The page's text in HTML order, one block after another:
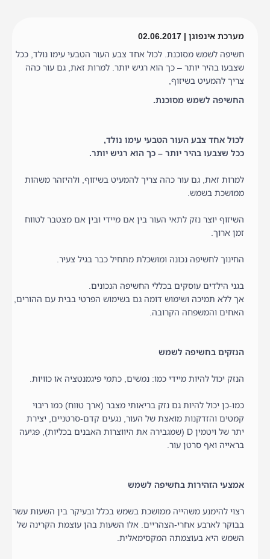
מערכת אינפוגן | 02.06.2017
חשיפה לשמש מסוכנת. לכול אחד צבע העור הטבעי עימו נולד, ככל
שצבעו בהיר יותר – כך הוא רגיש יותר. למרות זאת, גם עור כהה
צריך להמעיט בשיזוף,
החשיפה לשמש מסוכנת.
לכול אחד צבע העור הטבעי עימו נולד,
ככל שצבעו בהיר יותר – כך הוא רגיש יותר.
למרות זאת, גם עור כהה צריך להמעיט בשיזוף, ולהיזהר משהות
ממושכת בשמש.
השיזוף יוצר נזק לתאי העור בין אם מיידי ובין אם מצטבר לטווח
זמן ארוך.
החינוך לחשיפה נכונה ומושכלת מתחיל כבר בגיל צעיר.
בגני הילדים עוסקים בכללי החשיפה הנכונים.
אך ללא תמיכה ושימוש דומה גם בשימוש הפרטי בבית עם ההורים,
האחים והמשפחה הקרובה.
הנזקים בחשיפה לשמש
הנזק יכול להיות מיידי כמו: נמשים, כתמי פיגמנטציה או כוויות.
כמו-כן יכול להיות גם נזק בריאותי מצבר (ארך טווח) כמו ריבוי
קמטים והזדקנות מואצת של העור, נגעים קדם-סרטניים, יצירת
יתר של ויטמין D (שמגבירה את היווצרות האבנים בכליות), פגיעה
בראייה ואף סרטן עור.
אמצעי הזהירות בחשיפה לשמש
רצוי להימנע משהייה ממושכת בשמש בכלל ובעיקר בין השעות עשר
בבוקר לארבע אחרי-הצהריים. אלו השעות בהן עוצמת הקרינה של
השמש היא בעוצמתה המקסימאלית.